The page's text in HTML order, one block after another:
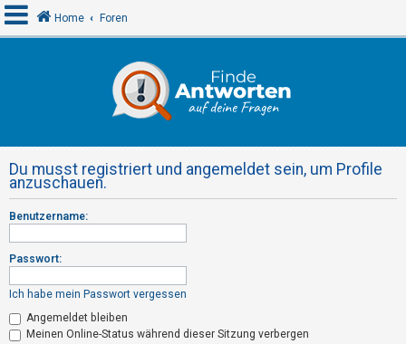
e
l
d
e
n
R
e
Home Foren
Du musst registriert und angemeldet sein, um Profile
anzuschauen.
Benutzername:
Passwort:
Ich habe mein Passwort vergessen
Angemeldet bleiben
Meinen Online-Status während dieser Sitzung verbergen